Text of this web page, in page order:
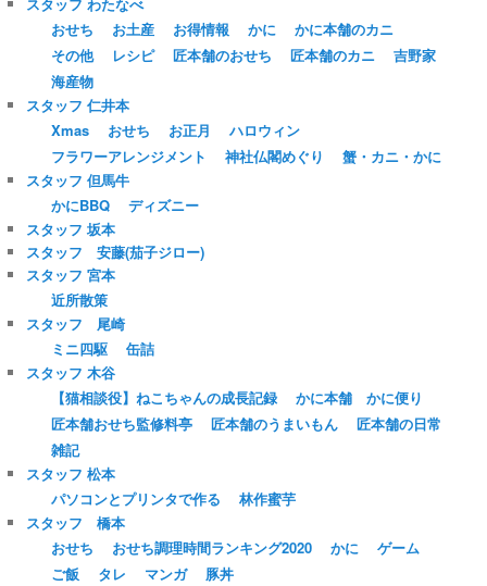
スタッフ わたなべ
おせち
お土産 お得情報 かに
かに本舗のカニ
その他
レシピ 匠本舗のおせち 匠本舗のカニ
吉野家
海産物
スタッフ 仁井本
Xmas
おせち お正月
ハロウィン
フラワーアレンジメント
神社仏閣めぐり
蟹・カニ・かに
スタッフ 但馬牛
かにBBQ
ディズニー
スタッフ 坂本
スタッフ 安藤(茄子ジロー)
スタッフ 宮本
近所散策
スタッフ 尾崎
ミニ四駆
缶詰
スタッフ 木谷
【猫相談役】ねこちゃんの成長記録
かに本舗 かに便り
匠本舗おせち監修料亭
匠本舗のうまいもん
匠本舗の日常
雑記
スタッフ 松本
パソコンとプリンタで作る
林作蜜芋
スタッフ 橋本
おせち
おせち調理時間ランキング2020 かに
ゲーム
ご飯
タレ マンガ
豚丼